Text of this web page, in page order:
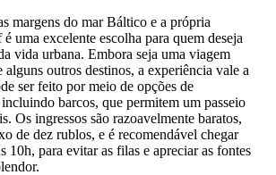
margens do mar Báltico e a própria
uma excelente escolha para quem deseja
vida urbana. Embora seja uma viagem
alguns outros destinos, a experiência vale a
ser feito por meio de opções de
barcos, que permitem um passeio
Os ingressos são razoavelmente baratos,
de dez rublos, e é recomendável chegar
10h, para evitar as filas e apreciar as fontes